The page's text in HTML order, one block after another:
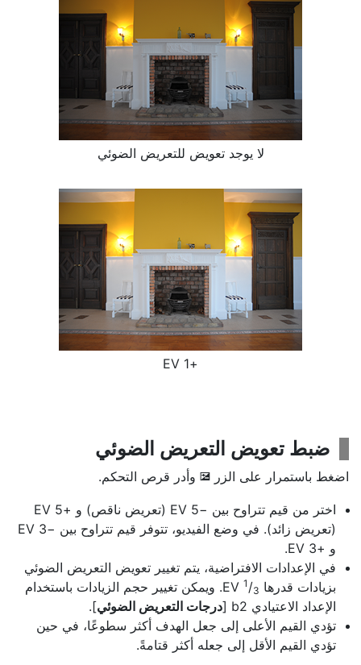
لا يوجد تعويض للتعريض الضوئي
+‏1 EV
ضبط تعويض التعريض الضوئي
اضغط باستمرار على الزر E وأدر قرص التحكم.
اختر من قيم تتراوح بين −5 EV (تعريض ناقص) و +‏5 EV
(تعريض زائد). في وضع الفيديو، تتوفر قيم تتراوح بين −3 EV
و +‏3 EV.
في الإعدادات الافتراضية، يتم تغيير تعويض التعريض الضوئي
بزيادات قدرها
1 ‎/3
‏EV. ويمكن تغيير حجم الزيادات باستخدام
الإعداد الاعتيادي b2 [
درجات التعريض الضوئي].
تؤدي القيم الأعلى إلى جعل الهدف أكثر سطوعًا، في حين
تؤدي القيم الأقل إلى جعله أكثر قتامةً.